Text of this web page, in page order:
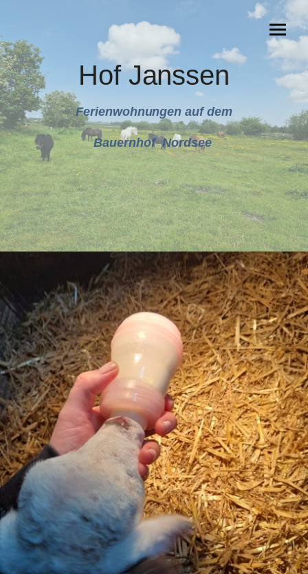
Hof Janssen
Ferienwohnungen auf dem
Bauernhof Nordsee